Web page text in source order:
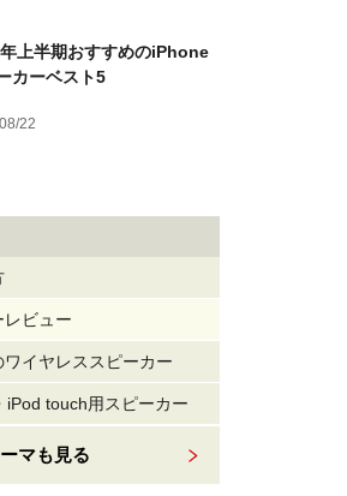
上半期おすすめのiPhone
カーベスト5
22
レビュー
イヤレススピーカー
iPod touch用スピーカー
マも見る